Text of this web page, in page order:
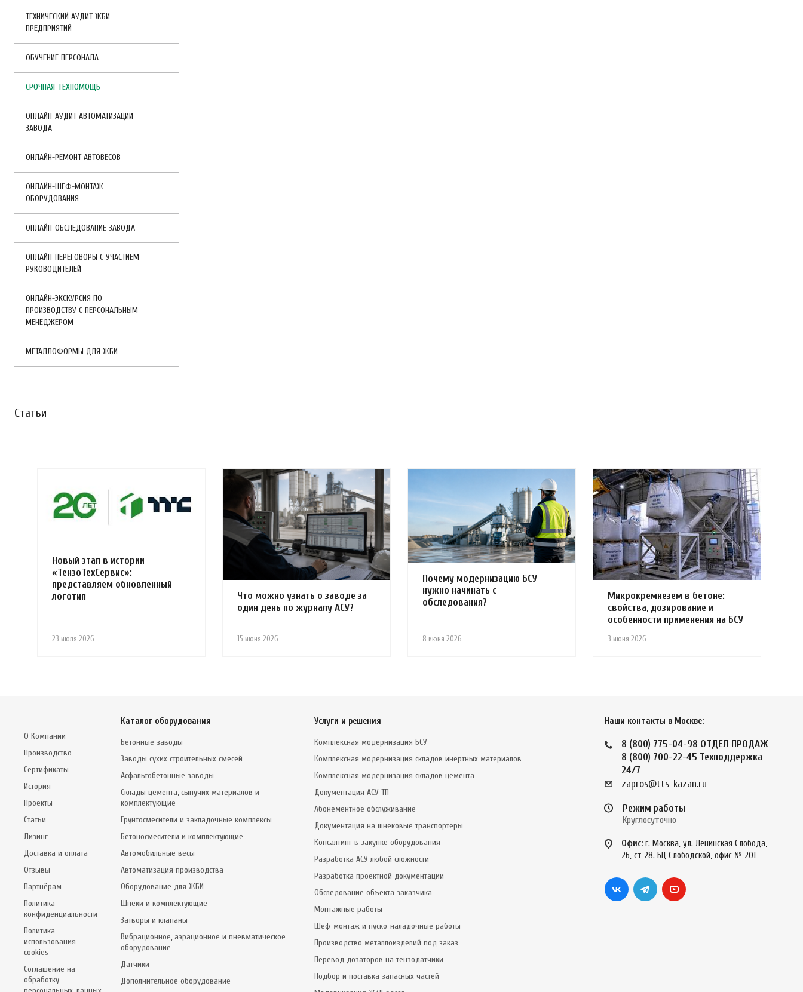
ТЕХНИЧЕСКИЙ АУДИТ ЖБИ
ПРЕДПРИЯТИЙ
ОБУЧЕНИЕ ПЕРСОНАЛА
СРОЧНАЯ ТЕХПОМОЩЬ
ОНЛАЙН-АУДИТ АВТОМАТИЗАЦИИ
ЗАВОДА
ОНЛАЙН-РЕМОНТ АВТОВЕСОВ
ОНЛАЙН-ШЕФ-МОНТАЖ
ОБОРУДОВАНИЯ
ОНЛАЙН-ОБСЛЕДОВАНИЕ ЗАВОДА
ОНЛАЙН-ПЕРЕГОВОРЫ С УЧАСТИЕМ
РУКОВОДИТЕЛЕЙ
ОНЛАЙН-ЭКСКУРСИЯ ПО
ПРОИЗВОДСТВУ С ПЕРСОНАЛЬНЫМ
МЕНЕДЖЕРОМ
МЕТАЛЛОФОРМЫ ДЛЯ ЖБИ
Статьи
23 июля 2026
Новый этап в истории
«ТензоТехСервис»:
представляем обновленный
логотип
15 июня 2026
Что можно узнать о заводе за
один день по журналу АСУ?
8 июня 2026
Почему модернизацию БСУ
нужно начинать с
обследования?
3 июня 2026
Микрокремнезем в бетоне:
свойства, дозирование и
особенности применения на БСУ
О Компании
Производство
Сертификаты
История
Проекты
Статьи
Лизинг
Доставка и оплата
Отзывы
Партнёрам
Политика
конфиденциальности
Политика
использования
cookies
Соглашение на
обработку
Каталог оборудования
Бетонные заводы
Заводы сухих строительных смесей
Асфальтобетонные заводы
Склады цемента, сыпучих материалов и
комплектующие
Грунтосмесители и закладочные комплексы
Бетоносмесители и комплектующие
Автомобильные весы
Автоматизация производства
Оборудование для ЖБИ
Шнеки и комплектующие
Затворы и клапаны
Вибрационное, аэрационное и пневматическое
оборудование
Датчики
Дополнительное оборудование
Услуги и решения
Комплексная модернизация БСУ
Комплексная модернизация складов инертных материалов
Комплексная модернизация складов цемента
Документация АСУ ТП
Абонементное обслуживание
Документация на шнековые транспортеры
Консалтинг в закупке оборудования
Разработка АСУ любой сложности
Разработка проектной документации
Обследование объекта заказчика
Монтажные работы
Шеф-монтаж и пуско-наладочные работы
Производство металлоизделий под заказ
Перевод дозаторов на тензодатчики
Подбор и поставка запасных частей
Наши контакты в Москве:
8 (800) 775-04-98 ОТДЕЛ ПРОДАЖ
8 (800) 700-22-45 Техподдержка
24/7
zapros@tts-kazan.ru
Режим работы
Круглосуточно
Офис: г. Москва, ул. Ленинская Слобода,
26, ст 28. БЦ Слободской, офис № 201